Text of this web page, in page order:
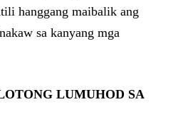
hanggang maibalik ang
sa kanyang mga
LUMUHOD SA